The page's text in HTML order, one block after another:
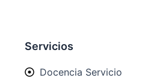
Servicios
Docencia Servicio